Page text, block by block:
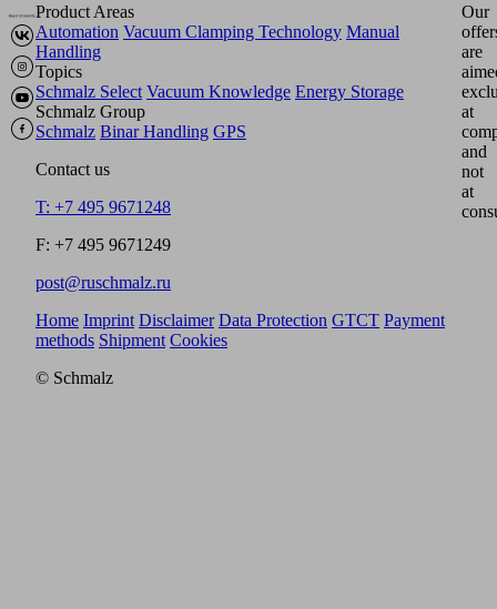
Product Areas
Automation Vacuum Clamping Technology Manual
Handling
Topics
Schmalz Select Vacuum Knowledge Energy Storage
Schmalz Group
Schmalz Binar Handling GPS
Contact us
T: +7 495 9671248
F: +7 495 9671249
post@ruschmalz.ru
Our
are
at
and
not
at
Home Imprint Disclaimer Data Protection GTCT Payment
methods Shipment Cookies
© Schmalz